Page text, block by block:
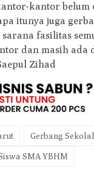
kantor
itunya juga
fasilitas
dan masih ada
Zihad
Gerbang
SMA YBHM